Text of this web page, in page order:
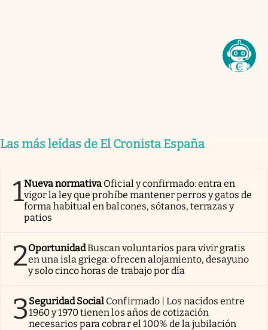
Las más leídas de El Cronista España
1Nueva normativa Oficial y confirmado: entra en
vigor la ley que prohíbe mantener perros y gatos de
forma habitual en balcones, sótanos, terrazas y
patios
2OportunidadBuscan voluntarios para vivir gratis
en una isla griega: ofrecen alojamiento, desayuno
y solo cinco horas de trabajo por día
3Seguridad Social Confirmado | Los nacidos entre
1960 y 1970 tienen los años de cotización
necesarios para cobrar el 100% de la jubilación